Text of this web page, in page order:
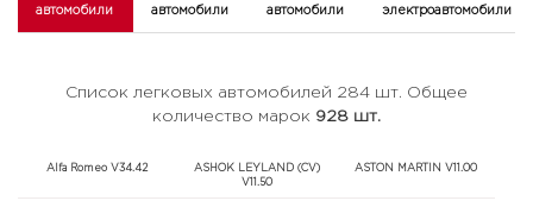
автомобили
автомобили
автомобили
электроавтомобили
Список легковых автомобилей 284 шт. Общее
количество марок 928 шт.
Alfa Romeo V34.42
ASHOK LEYLAND (CV)
V11.50
ASTON MARTIN V11.00